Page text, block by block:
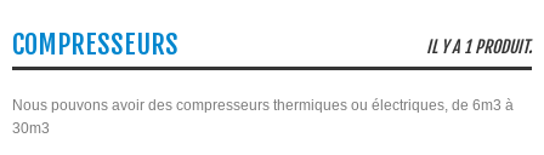
COMPRESSEURS IL Y A 1 PRODUIT.
Nous pouvons avoir des compresseurs thermiques ou électriques, de 6m3 à
30m3